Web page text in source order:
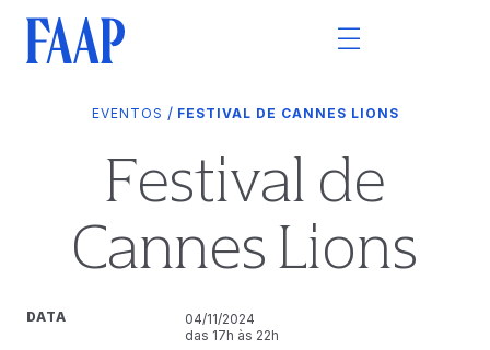
EVENTOS / FESTIVAL DE CANNES LIONS
Festival de
Cannes Lions
DATA
04/11/2024
das 17h às 22h